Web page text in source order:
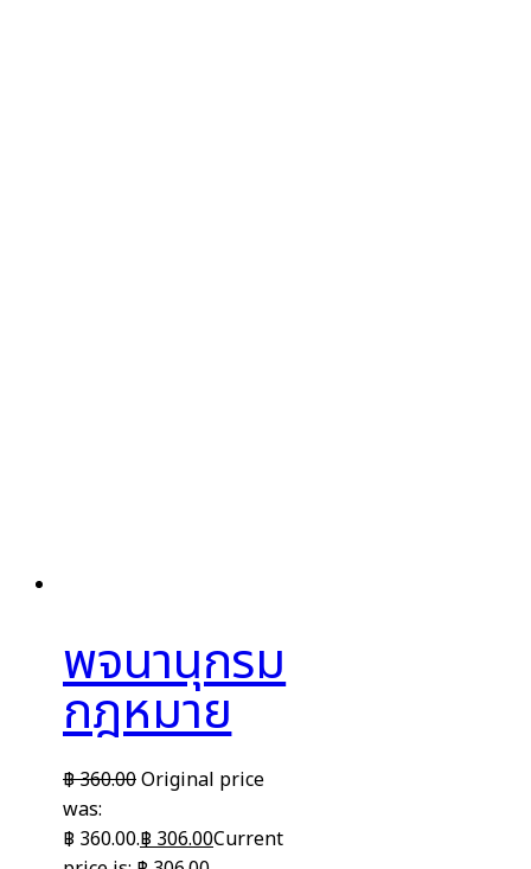
พจนานุกรม
กฎหมาย
฿360.00Original price
was:
฿ 360.00.฿306.00Current